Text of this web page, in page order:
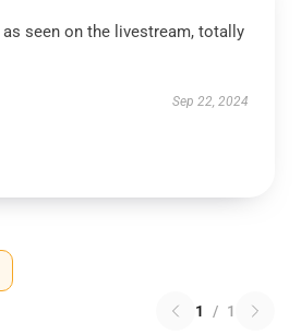
seen on the livestream, totally
Sep 22, 2024
1 / 1